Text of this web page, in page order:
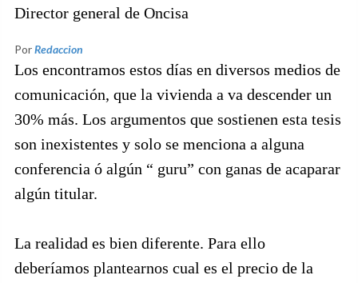
Director general de Oncisa
PorRedaccion
Los encontramos estos días en diversos medios de
comunicación, que la vivienda a va descender un
30% más. Los argumentos que sostienen esta tesis
son inexistentes y solo se menciona a alguna
conferencia ó algún “ guru” con ganas de acaparar
algún titular.
La realidad es bien diferente. Para ello
deberíamos plantearnos cual es el precio de la